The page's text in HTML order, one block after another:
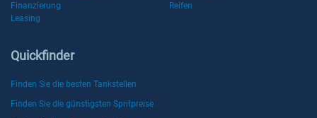
Finanzierung
Reifen
Leasing
Quickfinder
Finden Sie die besten Tankstellen
Finden Sie die günstigsten Spritpreise